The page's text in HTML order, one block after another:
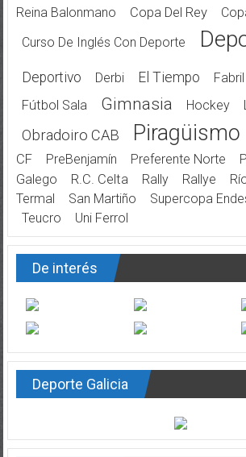
Reina Balonmano
Copa Del Rey
Curso De Inglés Con Deporte
Deportivo Derbi El Tiempo Fabril
Fútbol Sala Gimnasia Hockey
Obradoiro CAB Piragüismo
CF
PreBenjamín Preferente Norte
Galego
R.C. Celta Rally Rallye
Termal
San Martiño Supercopa
Teucro
Uni Ferrol
De interés
Deporte Galicia